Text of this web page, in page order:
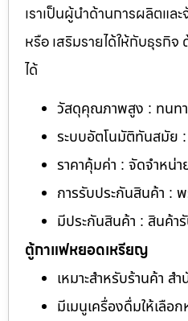
เราเป็นผู้นำด้านการผลิตแ
หรือ เสริมรายได้ให้กับธุรกิ
ได้
วัสดุคุณภาพสูง : ทนทา
ระบบอัตโนมัติทันสมัย :
ราคาคุ้มค่า : จัดจำหน่า
การรับประกันสินค้า :
มีประกันสินค้า : สินค้า
ตู้กาแฟหยอดเหรียญ
เหมาะสำหรับร้านค้า
มีเมนูเครื่องดื่มให้เลือ